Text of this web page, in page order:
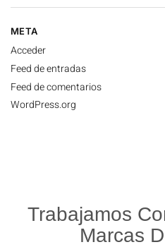
META
Acceder
Feed de entradas
Feed de comentarios
WordPress.org
Trabajamos
Marcas